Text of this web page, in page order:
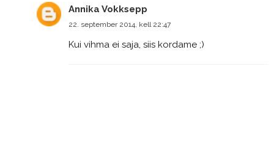
Annika Vokksepp
22. september 2014, kell 22:47
Kui vihma ei saja, siis kordame ;)